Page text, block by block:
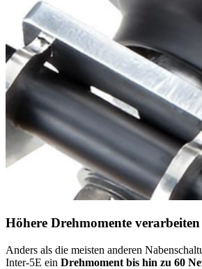
Höhere Drehmomente verarbeiten
Anders als die meisten anderen
Inter-5E ein Drehmoment bis hin zu 60